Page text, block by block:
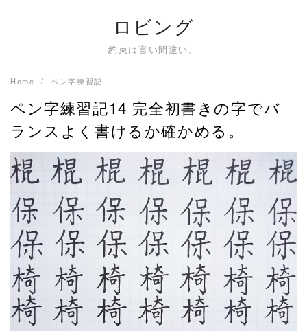
ロビング
約束は言い間違い。
Home ペン字練習記
ペン字練習記14 完全初書きの字でバ
ランスよく書けるか確かめる。